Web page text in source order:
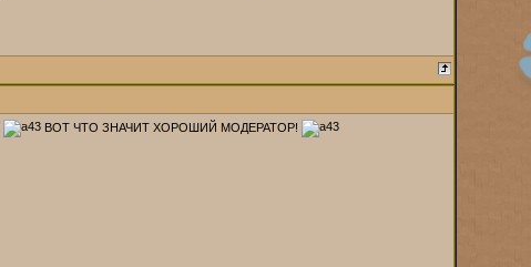
ВОТ ЧТО ЗНАЧИТ ХОРОШИЙ МОДЕРАТОР!